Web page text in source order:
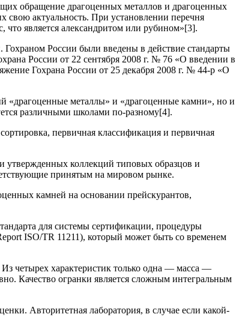
обращение драгоценных металлов и драгоценных
свою актуальность. При установлении перечня
является александритом или рубином»[3].
Гохраном России были введены в действие стандарты
России от 22 сентября 2008 г. № 76 «О введении в
Гохрана России от 25 декабря 2008 г. № 44-р «О
«драгоценные металлы» и «драгоценные камни», но и
различными школами по-разному[4].
первичная классификация и первичная
утвержденных коллекций типовых образцов и
принятым на мировом рынке.
камней на основании прейскурантов,
для системы сертификации, процедуры
ISO/ТR 11211), который может быть со временем
четырех характеристик только одна — масса —
Качество огранки является сложным интегральным
Авторитетная лаборатория, в случае если какой-